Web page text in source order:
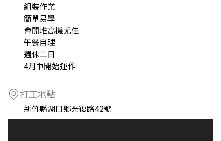
組裝作業
簡單易學
會開堆高機尤佳
午餐自理
週休二日
4月中開始運作
打工地點
新竹縣湖口鄉光復路42號